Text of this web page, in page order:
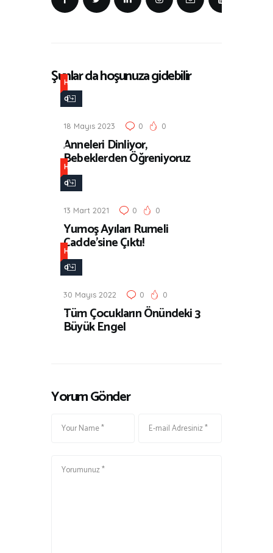
Şunlar da hoşunuza gidebilir
H
a
e
r
18 Mayıs 2023 0 0
Anneleri Dinliyor,
Bebeklerden Öğreniyoruz
H
a
e
r
13 Mart 2021 0 0
Yumoş Ayıları Rumeli
Cadde’sine Çıktı!
H
a
e
r
30 Mayıs 2022 0 0
Tüm Çocukların Önündeki 3
Büyük Engel
Yorum Gönder